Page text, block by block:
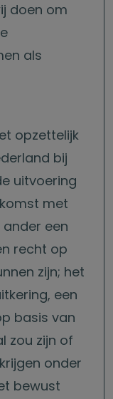
doen om
als
opzettelijk
bij
uitvoering
met
een
recht op
zijn; het
een
basis van
zou zijn of
onder
bewust